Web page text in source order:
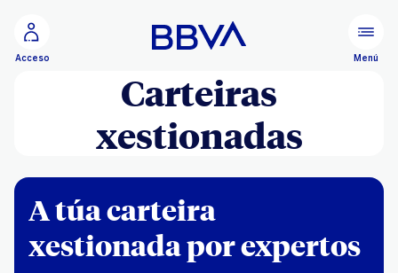
Acceso Menú
Carteiras
xestionadas
A túa carteira
xestionada por expertos